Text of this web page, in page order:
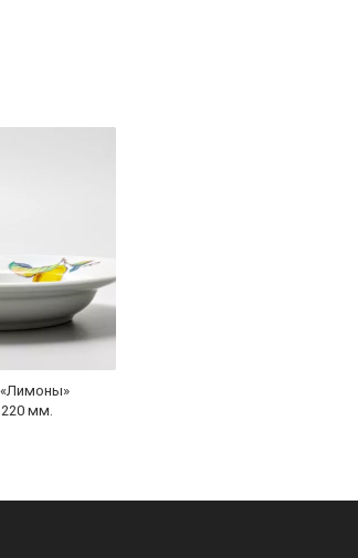
«Лимоны»
мм.